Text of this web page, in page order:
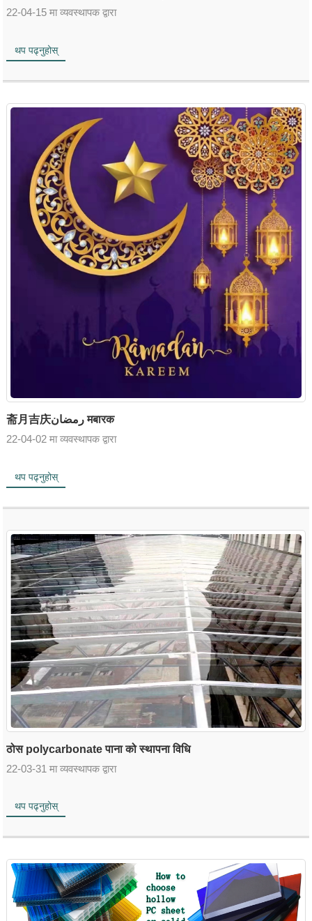
22-04-15 मा व्यवस्थापक द्वारा
थप पढ्नुहोस्
斋月吉庆رمضان मबारक
22-04-02 मा व्यवस्थापक द्वारा
थप पढ्नुहोस्
ठोस polycarbonate पाना को स्थापना विधि
22-03-31 मा व्यवस्थापक द्वारा
थप पढ्नुहोस्